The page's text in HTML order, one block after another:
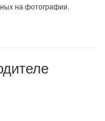
на фотографии.